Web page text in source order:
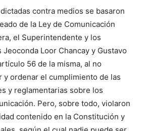
contra medios se basaron
de la Ley de Comunicación
el Superintendente y los
Loor Chancay y Gustavo
56 de la misma, al no
y ordenar el cumplimiento de las
y reglamentarias sobre los
Pero, sobre todo, violaron
contenido en la Constitución y